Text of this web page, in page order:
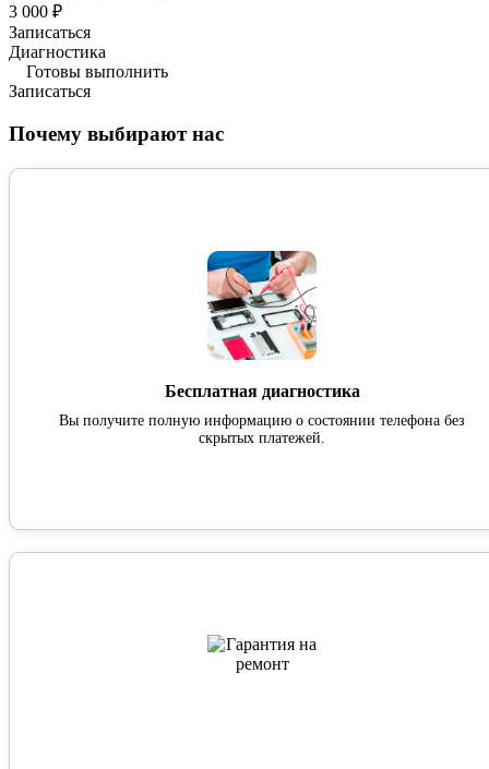
3 000 ₽
Записаться
Диагностика
Готовы выполнить
Записаться
Почему выбирают нас
Бесплатная диагностика
Вы получите полную информацию о состоянии телефона без
скрытых платежей.